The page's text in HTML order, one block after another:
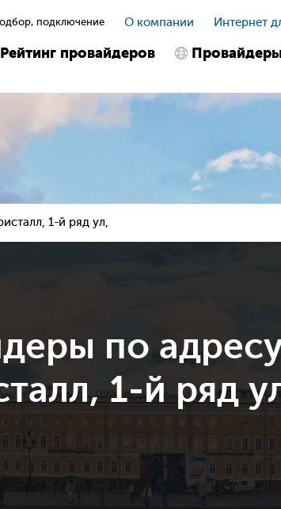
подключение О компании Интернет
Рейтинг провайдеров
1-й ряд ул,
по
1-й ряд